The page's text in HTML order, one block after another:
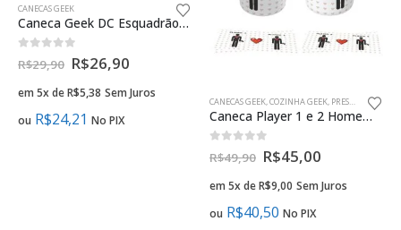
CANECAS GEEK
Caneca Geek DC Esquadrão Suicida
fora de 5
R$29,90 R$26,90
em 5x deR$5,38 Sem Juros
ou R$24,21 No PIX
CANECAS GEEK COZINHA GEEK PRESENTES CRIATIVOS NAMORADOS GEEK
Caneca Player 1 e 2 Homem e Homem presente criativo namorados gay
fora de 5
R$49,90 R$45,00
em 5x deR$9,00 Sem Juros
ou R$40,50 No PIX